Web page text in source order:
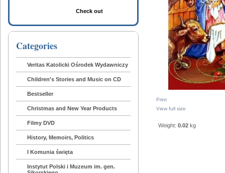
Check out
Categories
Veritas Katolicki Ośrodek Wydawniczy
Children's Stories and Music on CD
Bestseller
Christmas and New Year Products
Filmy DVD
History, Memoirs, Politics
I Komunia święta
Instytut Polski i Muzeum im. gen.
Print
View full size
Weight: 0.02kg